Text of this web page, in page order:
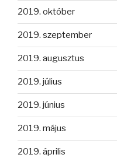
2019. október
2019. szeptember
2019. augusztus
2019. július
2019. június
2019. május
2019. április